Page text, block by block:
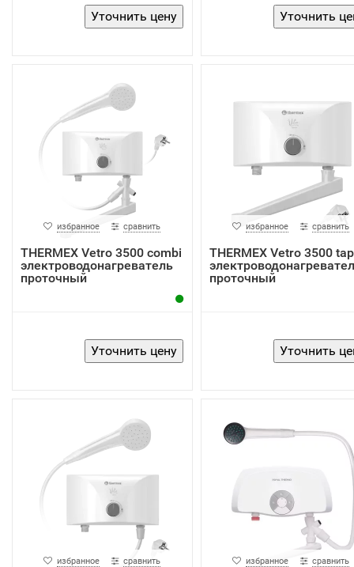
избранное сравнить
THERMEX Vetro 3500 combi
электроводонагреватель
проточный
избранное сравнить
THERMEX Vetro 3500 tap
проточный
избранное сравнить избранное сравнить